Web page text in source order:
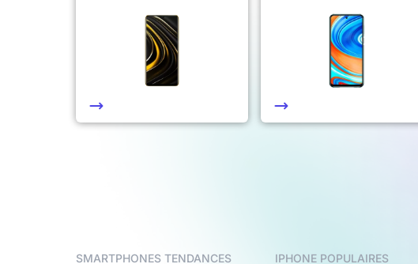
SMARTPHONES TENDANCES IPHONE POPULAIRES